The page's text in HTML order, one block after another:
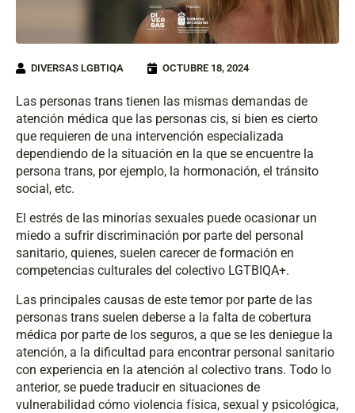
DIVERSAS LGBTIQA OCTUBRE 18, 2024
Las personas trans tienen las mismas demandas de
atención médica que las personas cis, si bien es cierto
que requieren de una intervención especializada
dependiendo de la situación en la que se encuentre la
persona trans, por ejemplo, la hormonación, el tránsito
social, etc.
El estrés de las minorías sexuales puede ocasionar un
miedo a sufrir discriminación por parte del personal
sanitario, quienes, suelen carecer de formación en
competencias culturales del colectivo LGTBIQA+.
Las principales causas de este temor por parte de las
personas trans suelen deberse a la falta de cobertura
médica por parte de los seguros, a que se les deniegue la
atención, a la dificultad para encontrar personal sanitario
con experiencia en la atención al colectivo trans. Todo lo
anterior, se puede traducir en situaciones de
vulnerabilidad cómo violencia física, sexual y psicológica,